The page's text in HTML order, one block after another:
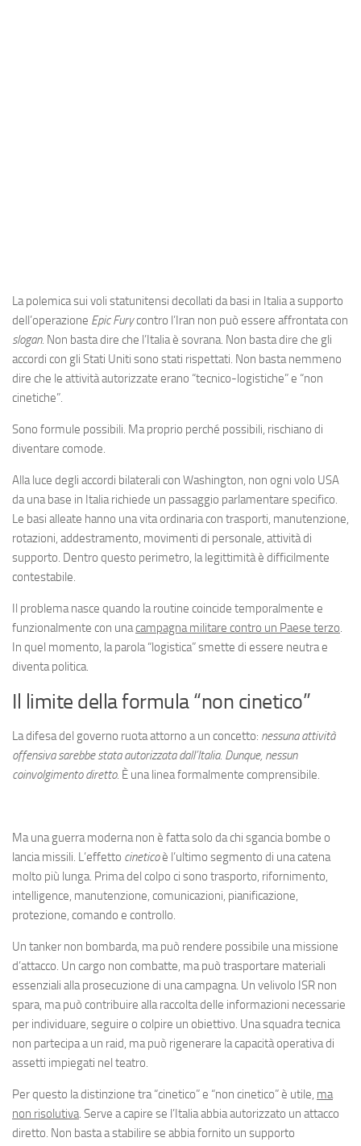
Incidenti
Industria
Eventi
La polemica sui voli statunitensi decollati da basi in Italia a supporto
dell’operazione Epic Furycontro l’Iran non può essere affrontata con
slogan. Non basta dire che l’Italia è sovrana. Non basta dire che gli
accordi con gli Stati Uniti sono stati rispettati. Non basta nemmeno
dire che le attività autorizzate erano “tecnico-logistiche” e “non
cinetiche”.
Sono formule possibili. Ma proprio perché possibili, rischiano di
diventare comode.
Alla luce degli accordi bilaterali con Washington, non ogni volo USA
da una base in Italia richiede un passaggio parlamentare specifico.
Le basi alleate hanno una vita ordinaria con trasporti, manutenzione,
rotazioni, addestramento, movimenti di personale, attività di
supporto. Dentro questo perimetro, la legittimità è difficilmente
contestabile.
Il problema nasce quando la routine coincide temporalmente e
funzionalmente con unacampagna militare contro un Paese terzo.
In quel momento, la parola “logistica” smette di essere neutra e
diventa politica.
Il limite della formula “non cinetico”
La difesa del governo ruota attorno a un concetto: nessuna attività
offensiva sarebbe stata autorizzata dall’Italia. Dunque, nessun
coinvolgimento diretto. È una linea formalmente comprensibile.
Ma una guerra moderna non è fatta solo da chi sgancia bombe o
lancia missili. L’effetto cineticoè l’ultimo segmento di una catena
molto più lunga. Prima del colpo ci sono trasporto, rifornimento,
intelligence, manutenzione, comunicazioni, pianificazione,
protezione, comando e controllo.
Un tanker non bombarda, ma può rendere possibile una missione
d’attacco. Un cargo non combatte, ma può trasportare materiali
essenziali alla prosecuzione di una campagna. Un velivolo ISR non
spara, ma può contribuire alla raccolta delle informazioni necessarie
per individuare, seguire o colpire un obiettivo. Una squadra tecnica
non partecipa a un raid, ma può rigenerare la capacità operativa di
assetti impiegati nel teatro.
Per questo la distinzione tra “cinetico” e “non cinetico” è utile, ma
non risolutiva. Serve a capire se l’Italia abbia autorizzato un attacco
diretto. Non basta a stabilire se abbia fornito un supporto